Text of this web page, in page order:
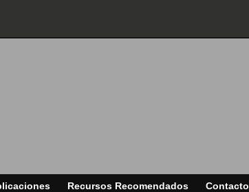
Recursos Recomendados Contacto